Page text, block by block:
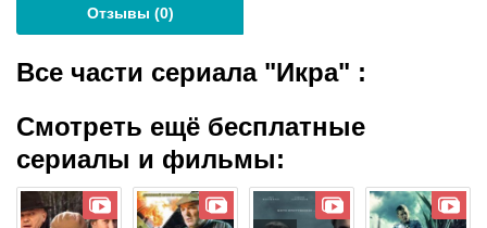
Отзывы (0)
Все части сериала "Икра" :
Смотреть ещё бесплатные
сериалы и фильмы: